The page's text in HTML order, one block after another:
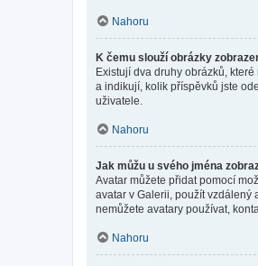
Nahoru
K čemu slouží obrázky
Existují dva druhy obrázků,
a indikují, kolik příspěvků jste
uživatele.
Nahoru
Jak můžu u svého jména
Avatar můžete přidat pomocí
avatar v Galerii, použít vzdálený
nemůžete avatary používat,
Nahoru